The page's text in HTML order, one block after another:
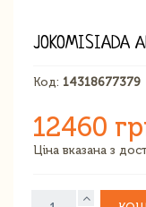
JOKOMISIADA
Код: 14318677379
12460
Ціна вказана з